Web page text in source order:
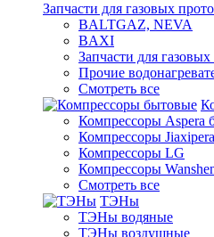
Запчасти для газовых
BALTGAZ, NEVA
BAXI
Запчасти для газовых
Прочие
Смотреть все
Компрессоры Aspera
Компрессоры Jiaxipera
Компрессоры LG
Компрессоры
Смотреть все
ТЭНы
ТЭНы водяные
ТЭНы воздушные